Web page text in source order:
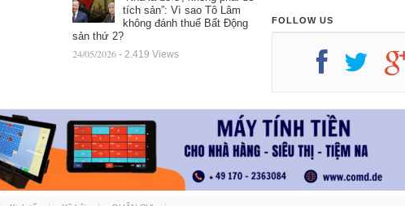
tích sản”: Vì sao Tô Lâm
không đánh thuế Bất Động
sản thứ 2?
24/05/2026 - 2.419 Views
FOLLOW US